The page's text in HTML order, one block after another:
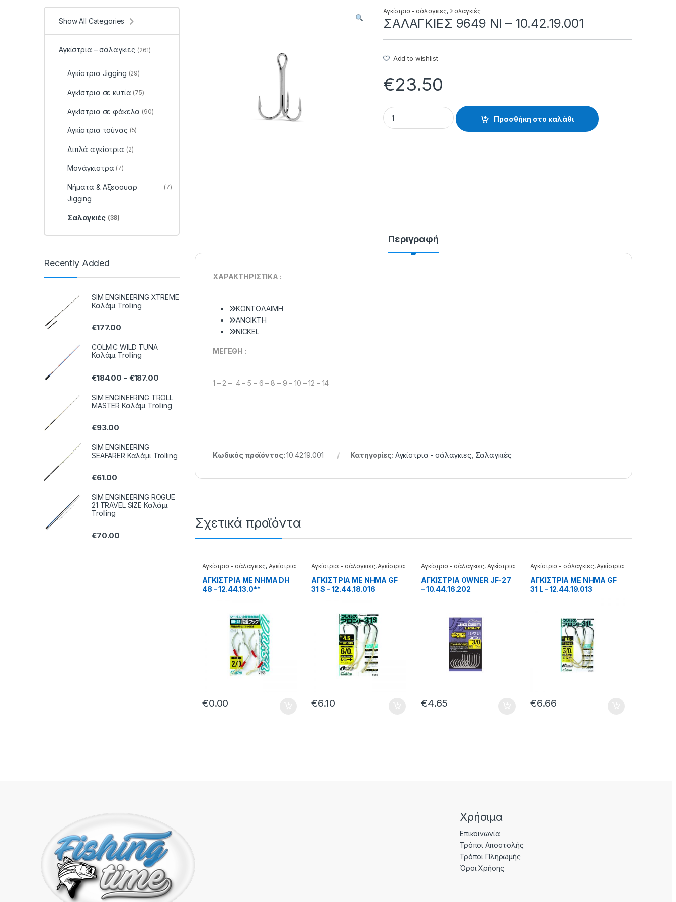
Αγκίστρια - σάλαγκιες, Σαλαγκιές
ΣΑΛΑΓΚΙΕΣ 9649 NI – 10.42.19.001
Add to wishlist
€23.50
ΣΑΛΑΓΚΙΕΣ 9649 NI - 10.42.19.001 quantity
Προσθήκη στο καλάθι
Περιγραφή
ΧΑΡΑΚΤΗΡΙΣΤΙΚΑ :
KONTOΛAIMH
ANOIKTH
NICKEL
ΜΕΓΕΘΗ :
1 – 2 – 4 – 5 – 6 – 8 – 9 – 10 – 12 – 14
Κωδικός προϊόντος:10.42.19.001 Κατηγορίες: Αγκίστρια - σάλαγκιες Σαλαγκιές
Σχετικά προϊόντα
Αγκίστρια - σάλαγκιες, Αγκίστρια
Jigging
ΑΓΚΙΣΤΡΙΑ ΜΕ ΝΗΜΑ DH
48 – 12.44.13.0**
€0.00
Αγκίστρια - σάλαγκιες,Αγκίστρια
Jigging
ΑΓΚΙΣΤΡΙΑ ΜΕ ΝΗΜΑ GF
31 S – 12.44.18.016
€6.10
Αγκίστρια - σάλαγκιες, Αγκίστρια
σε φάκελα
ΑΓΚΙΣΤΡΙΑ OWNER JF-27
– 10.44.16.202
€4.65
Αγκίστρια - σάλαγκιες,Αγκίστρια
Jigging
ΑΓΚΙΣΤΡΙΑ ΜΕ ΝΗΜΑ GF
31 L – 12.44.19.013
€6.66
Show All Categories
Αγκίστρια – σάλαγκιες (261)
Αγκίστρια Jigging (29)
Αγκίστρια σε κυτία (75)
Αγκίστρια σε φάκελα (90)
Αγκίστρια τούνας (5)
Διπλά αγκίστρια (2)
Μονάγκιστρα (7)
Νήματα & Αξεσουαρ
Jigging
(7)
Σαλαγκιές (38)
Recently Added
SIM ENGINEERING XTREME
Καλάμι Trolling
€177.00
COLMIC WILD TUNA
Καλάμι Trolling
€184.00 – €187.00
SIM ENGINEERING TROLL
MASTER Καλάμι Trolling
€93.00
SIM ENGINEERING
SEAFARER Καλάμι Trolling
€61.00
SIM ENGINEERING ROGUE
21 TRAVEL SIZE Καλάμι
Trolling
€70.00
Χρήσιμα
Επικοινωνία
Τρόποι Αποστολής
Τρόποι Πληρωμής
Όροι Χρήσης